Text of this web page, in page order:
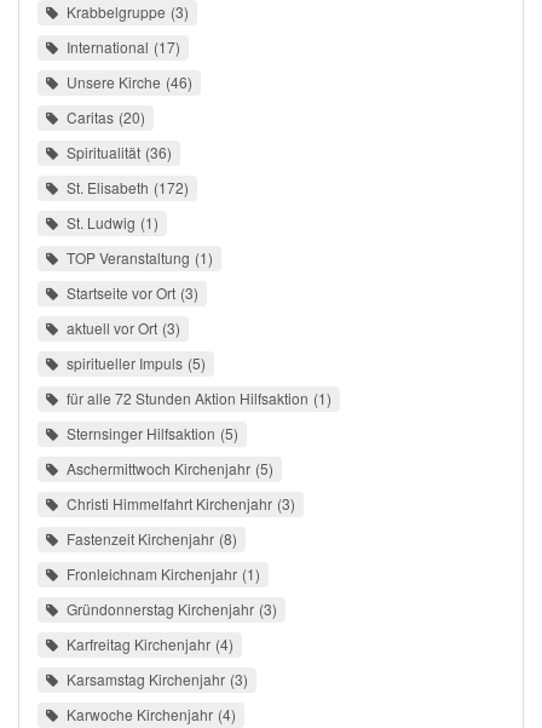
Krabbelgruppe 3
International 17
Unsere Kirche 46
Caritas 20
Spiritualität 36
St. Elisabeth 172
St. Ludwig 1
TOP Veranstaltung 1
Startseite vor Ort 3
aktuell vor Ort 3
spiritueller Impuls 5
für alle 72 Stunden Aktion Hilfsaktion 1
Sternsinger Hilfsaktion 5
Aschermittwoch Kirchenjahr 5
Christi Himmelfahrt Kirchenjahr 3
Fastenzeit Kirchenjahr 8
Fronleichnam Kirchenjahr 1
Gründonnerstag Kirchenjahr 3
Karfreitag Kirchenjahr 4
Karsamstag Kirchenjahr 3
Karwoche Kirchenjahr 4